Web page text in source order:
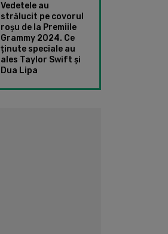
Vedetele au
strălucit pe covorul
roșu de la Premiile
Grammy 2024. Ce
ținute speciale au
ales Taylor Swift și
Dua Lipa